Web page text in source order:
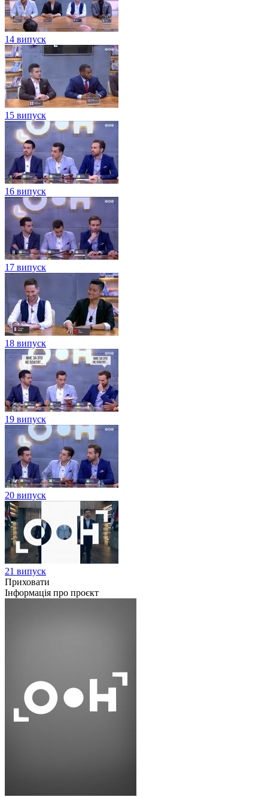
14 випуск
15 випуск
16 випуск
17 випуск
18 випуск
19 випуск
20 випуск
21 випуск
Приховати
Інформація про проєкт